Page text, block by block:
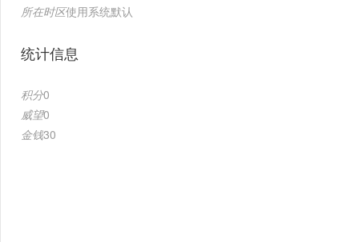
所在时区使用系统默认
统计信息
积分0
威望0
金钱30